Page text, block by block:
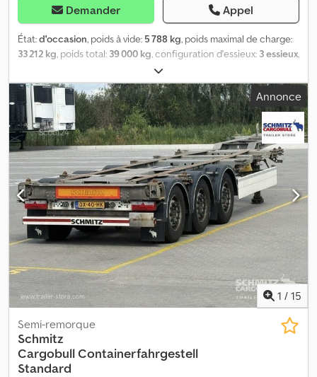
Demander Appel
État:d'occasion, poids à vide: 5 788 kg, poids maximal de charge:
33 212 kg, poids total: 39 000 kg, configuration d'essieux: 3 essieux,
07/2022
07/2027, suspension:air, Année de construction:2022,
Équipement:ABS, Poids à vide : 5 788 kg, poids total autorisé en
charge (PTAC) : 39 000 kg, suspension pneumatique, protection
anti-encastrement, essieu relevable avant et arrière, système de
freinage électronique EBS, connecteur 1x15 et 2x7 pôles,
protection anti-projection, vous trouverez l’ensemble de notre
offre de véhicules sur notre site. Vous souhaitez un financement
? Grâce à nos services à valeur ajoutée, nous vous proposons des
solutions de financement personnalisées, ainsi que des services
de maintenance complète et de télématique. Nous serons ravis
de vous conseiller. Dcsdpfxjzr Rype Af Rsk
Annonce
1 / 15
Semi-remorque
Schmitz
CargobullContainerfahrgestell
Standard